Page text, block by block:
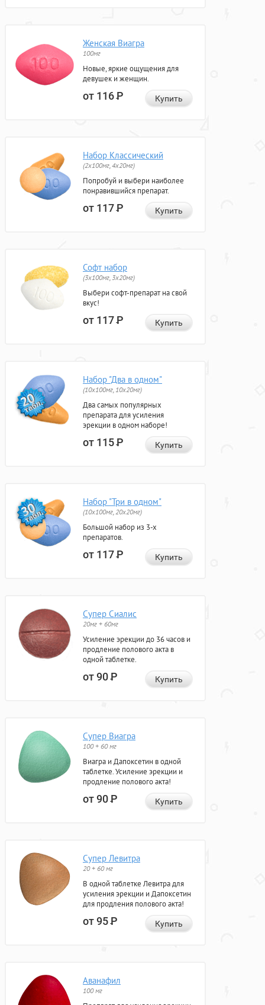
Женская Виагра
100мг
Новые, яркие ощущения для
девушек и женщин.
от 116Р Купить
Набор Классический
(2x100мг, 4x20мг)
Попробуй и выбери наиболее
понравившийся препарат.
от 117Р Купить
Софт набор
(3x100мг, 3x20мг)
Выбери софт-препарат на свой
вкус!
от 117Р Купить
Набор "Два в одном"
(10x100мг, 10x20мг)
Два самых популярных
препарата для усиления
эрекции в одном наборе!
от 115Р Купить
Набор "Три в одном"
(10x100мг, 20x20мг)
Большой набор из 3-х
препаратов.
от 117Р Купить
Супер Сиалис
20мг + 60мг
Усиление эрекции до 36 часов и
продление полового акта в
одной таблетке.
от 90Р Купить
Супер Виагра
100 + 60 мг
Виагра и Дапоксетин в одной
таблетке. Усиление эрекции и
продление полового акта!
от 90Р Купить
Супер Левитра
20 + 60 мг
В одной таблетке Левитра для
усиления эрекции и Дапоксетин
для продления полового акта!
от 95Р Купить
Аванафил
100 мг